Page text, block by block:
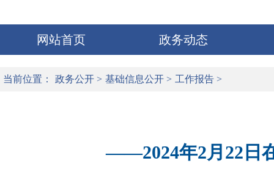
网站首页 政务动态
当前位置： 政务公开 > 基础信息公开 > 工作报告 >
——2024年2月22日